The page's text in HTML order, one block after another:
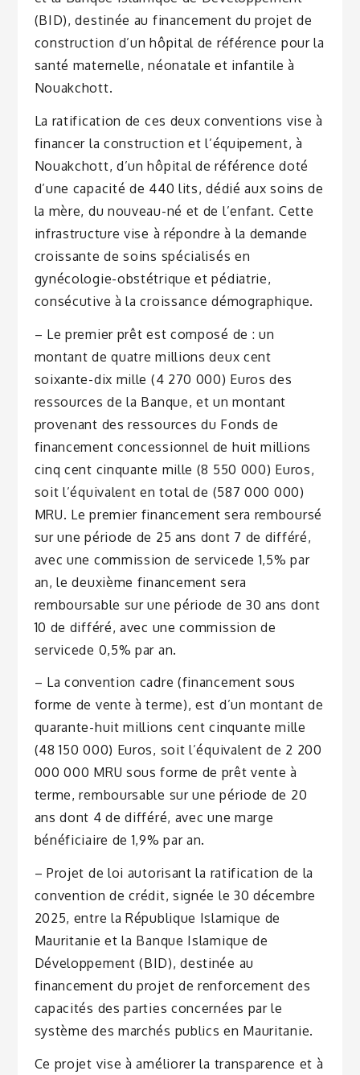
(BID), destinée au financement du projet de
construction d’un hôpital de référence pour la
santé maternelle, néonatale et infantile à
Nouakchott.
La ratification de ces deux conventions vise à
financer la construction et l’équipement, à
Nouakchott, d’un hôpital de référence doté
d’une capacité de 440 lits, dédié aux soins de
la mère, du nouveau-né et de l’enfant. Cette
infrastructure vise à répondre à la demande
croissante de soins spécialisés en
gynécologie-obstétrique et pédiatrie,
consécutive à la croissance démographique.
– Le premier prêt est composé de : un
montant de quatre millions deux cent
soixante-dix mille (4 270 000) Euros des
ressources de la Banque, et un montant
provenant des ressources du Fonds de
financement concessionnel de huit millions
cinq cent cinquante mille (8 550 000) Euros,
soit l’équivalent en total de (587 000 000)
MRU. Le premier financement sera remboursé
sur une période de 25 ans dont 7 de différé,
avec une commission de servicede 1,5% par
an, le deuxième financement sera
remboursable sur une période de 30 ans dont
10 de différé, avec une commission de
servicede 0,5% par an.
– La convention cadre (financement sous
forme de vente à terme), est d’un montant de
quarante-huit millions cent cinquante mille
(48 150 000) Euros, soit l’équivalent de ​2 200
000 000 MRU sous forme de prêt vente à
terme, remboursable sur une période de 20
ans dont 4 de différé, avec une marge
bénéficiaire de 1,9% par an.
– Projet de loi autorisant la ratification de la
convention de crédit, signée le 30 décembre
2025, entre la République Islamique de
Mauritanie et la Banque Islamique de
Développement (BID), destinée au
financement du projet de renforcement des
capacités des parties concernées par le
système des marchés publics en Mauritanie.
Ce projet vise à améliorer la transparence et à